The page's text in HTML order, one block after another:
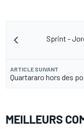
Sprint -
ARTICLE SUIVANT
Quartararo hors des
MEILLEURS